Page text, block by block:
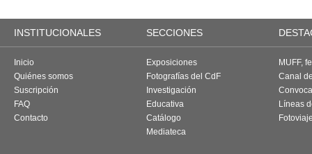
INSTITUCIONALES SECCIONES
Inicio
Quiénes somos
Suscripción
FAQ
Contacto
Exposiciones
Fotografías del CdF
Investigación
Educativa
Catálogo
Mediateca
MUFF,
Canal
Líneas